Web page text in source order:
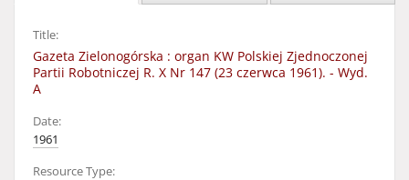
Title:
Gazeta Zielonogórska : organ KW Polskiej Zjednoczonej
Partii Robotniczej R. X Nr 147 (23 czerwca 1961). - Wyd.
A
Date:
1961
Resource Type: